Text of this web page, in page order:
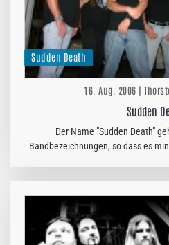
Sudden Death
16. Aug. 2006 |
Sudden
Der Name "Sudden Death"
Bandbezeichnungen, so dass es